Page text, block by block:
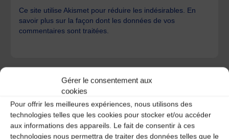
Gérer le consentement aux
cookies
Pour offrir les meilleures expériences, nous utilisons des
technologies telles que les cookies pour stocker et/ou accéder
aux informations des appareils. Le fait de consentir à ces
technologies nous permettra de traiter des données telles que le
Ce site utilise Akismet pour réduire les indésirables. En
savoir plus sur la façon dont les données de vos
commentaires sont traitées.
A DECOUVRIR :